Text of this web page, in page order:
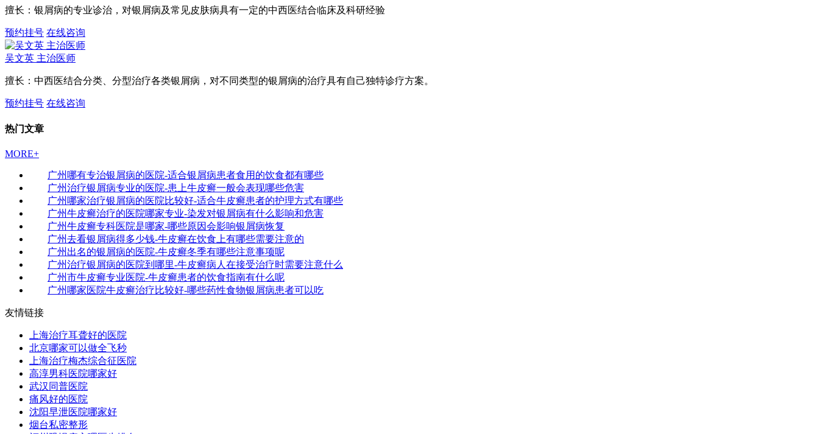
擅长：银屑病的专业诊治，对银屑病及常见皮肤病具有一定的中西医结合临床及科研经验
预约挂号 在线咨询
吴文英 主治医师
擅长：中西医结合分类、分型治疗各类银屑病，对不同类型的银屑病的治疗具有自己独特诊疗方案。
预约挂号 在线咨询
热门文章
MORE+
广州哪有专治银屑病的医院-适合银屑病患者食用的饮食都有哪些
广州治疗银屑病专业的医院-患上牛皮癣一般会表现哪些危害
广州哪家治疗银屑病的医院比较好-适合牛皮癣患者的护理方式有哪些
广州牛皮癣治疗的医院哪家专业-染发对银屑病有什么影响和危害
广州牛皮癣专科医院是哪家-哪些原因会影响银屑病恢复
广州去看银屑病得多少钱-牛皮癣在饮食上有哪些需要注意的
广州出名的银屑病的医院-牛皮癣冬季有哪些注意事项呢
广州治疗银屑病的医院到哪里-牛皮癣病人在接受治疗时需要注意什么
广州市牛皮癣专业医院-牛皮癣患者的饮食指南有什么呢
广州哪家医院牛皮癣治疗比较好-哪些药性食物银屑病患者可以吃
友情链接
上海治疗耳聋好的医院
北京哪家可以做全飞秒
上海治疗梅杰综合征医院
高淳男科医院哪家好
武汉同普医院
痛风好的医院
沈阳早泄医院哪家好
烟台私密整形